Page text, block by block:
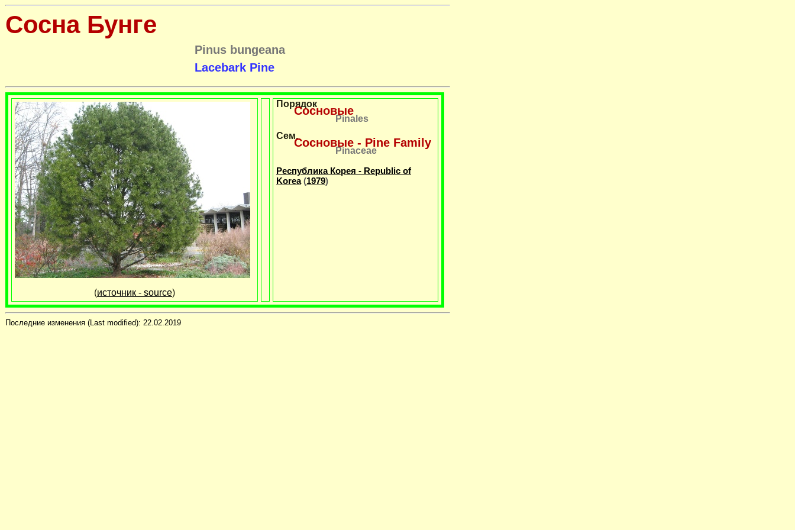
Сосна Бунге
Pinus bungeana
Lacebark Pine
(источник - source)
Порядок
Сосновые
Pinales
Сем.
Сосновые - Pine Family
Pinaceae
Республика Корея - Republic of
Korea(1979)
Последние изменения (Last modified): 22.02.2019